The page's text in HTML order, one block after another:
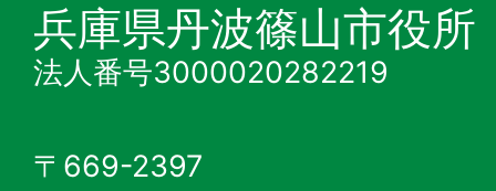
兵庫県丹波篠山市役所
法人番号3000020282219
〒669-2397